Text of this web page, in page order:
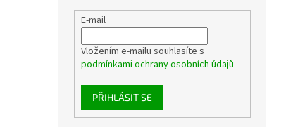
E-mail
Vložením e-mailu souhlasíte s
podmínkami ochrany osobních údajů
PŘIHLÁSIT SE